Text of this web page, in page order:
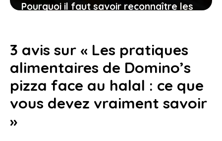
Pourquoi il faut savoir reconnaître les
16 janvier 2026
3 avis sur « Les pratiques
alimentaires de Domino’s
pizza face au halal : ce que
vous devez vraiment savoir
»